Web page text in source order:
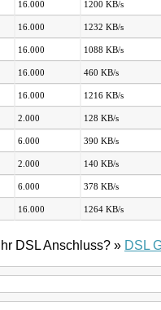
16.000 1200 KB/s
16.000 1232 KB/s
16.000 1088 KB/s
16.000 460 KB/s
16.000 1216 KB/s
2.000 128 KB/s
6.000 390 KB/s
2.000 140 KB/s
6.000 378 KB/s
16.000 1264 KB/s
DSL Anschluss? » DSL